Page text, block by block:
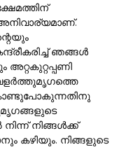
ഞങ്ങൾ
നിങ്ങൾക്ക്
കഴിയും. നിങ്ങളുടെ